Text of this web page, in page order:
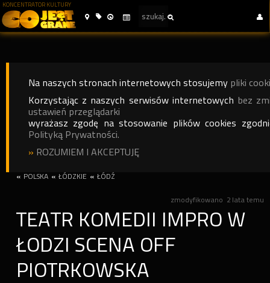
KONCENTRATOR KULTURY
Na naszych stronach internetowych stosujemy pliki
Korzystając z naszych serwisów internetowych bez
ustawień przeglądarki
wyrażasz zgodę na stosowanie plików cookies
Polityką Prywatności.
» ROZUMIEM I AKCEPTUJĘ
« POLSKA « ŁÓDZKIE « ŁÓDŹ
zmodyfikowano 2 lata temu
TEATR KOMEDII IMPRO W
ŁODZI SCENA OFF
PIOTRKOWSKA